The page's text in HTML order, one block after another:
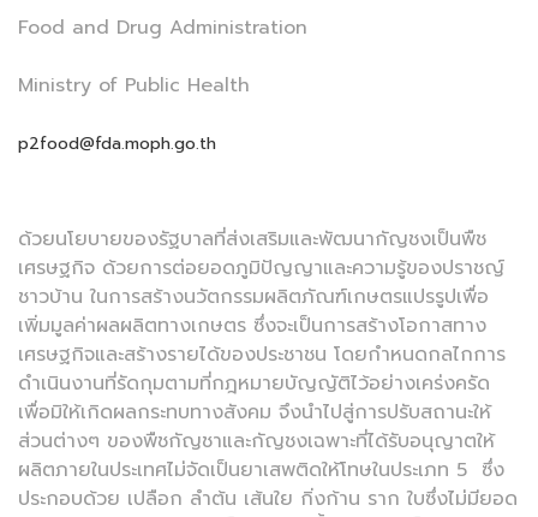
Food and Drug Administration
Ministry of Public Health
p2food@fda.moph.go.th
ด้วยนโยบายของรัฐบาลที่ส่งเสริมและพัฒนากัญชงเป็นพืช
เศรษฐกิจ ด้วยการต่อยอดภูมิปัญญาและความรู้ของปราชญ์
ชาวบ้าน ในการสร้างนวัตกรรมผลิตภัณฑ์เกษตรแปรรูปเพื่อ
เพิ่มมูลค่าผลผลิตทางเกษตร ซึ่งจะเป็นการสร้างโอกาสทาง
เศรษฐกิจและสร้างรายได้ของประชาชน โดยกำหนดกลไกการ
ดำเนินงานที่รัดกุมตามที่กฎหมายบัญญัติไว้อย่างเคร่งครัด
เพื่อมิให้เกิดผลกระทบทางสังคม จึงนำไปสู่การปรับสถานะให้
ส่วนต่างๆ ของพืชกัญชาและกัญชงเฉพาะที่ได้รับอนุญาตให้
ผลิตภายในประเทศไม่จัดเป็นยาเสพติดให้โทษในประเภท 5 ซึ่ง
ประกอบด้วย เปลือก ลำต้น เส้นใย กิ่งก้าน ราก ใบซึ่งไม่มียอด